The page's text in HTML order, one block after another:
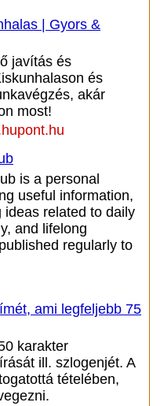
| Gyors &
javítás és
és
akár
most!
is a personal
useful information,
ideas related to daily
and lifelong
regularly to
ami legfeljebb 75
karakter
ill. szlogenjét. A
tételében,